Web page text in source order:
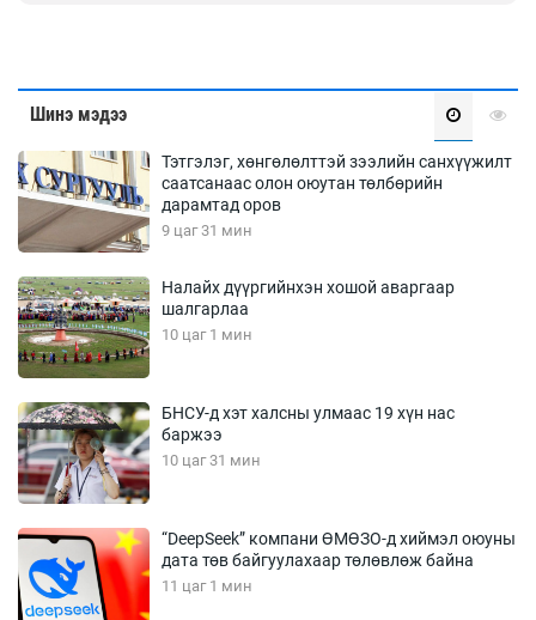
Шинэ мэдээ
Тэтгэлэг, хөнгөлөлттэй зээлийн санхүүжилт
саатсанаас олон оюутан төлбөрийн
дарамтад оров
9 цаг 31 мин
Налайх дүүргийнхэн хошой аваргаар
шалгарлаа
10 цаг 1 мин
БНСУ-д хэт халсны улмаас 19 хүн нас
баржээ
10 цаг 31 мин
“DeepSeek” компани ӨМӨЗО-д хиймэл оюуны
дата төв байгуулахаар төлөвлөж байна
11 цаг 1 мин